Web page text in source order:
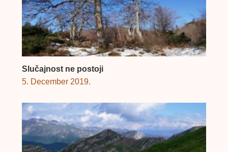
Slučajnost ne postoji
5. December 2019.